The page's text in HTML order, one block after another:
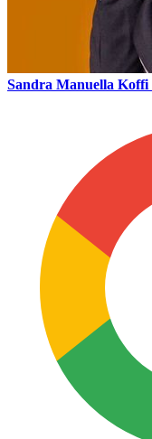
Sandra Manuella Koffi